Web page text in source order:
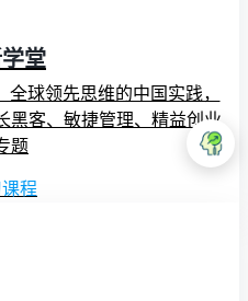
堂
球领先思维的中国实践，
黑客、敏捷管理、精益创业
题
程